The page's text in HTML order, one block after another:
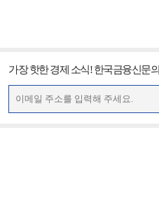
가장 핫한 경제 소식! 한국금융신문의